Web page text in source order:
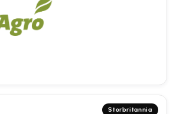
Storbritannia